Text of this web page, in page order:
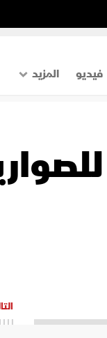
فيديو
المزيد
اقتصاد